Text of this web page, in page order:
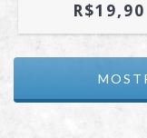
R$19,90